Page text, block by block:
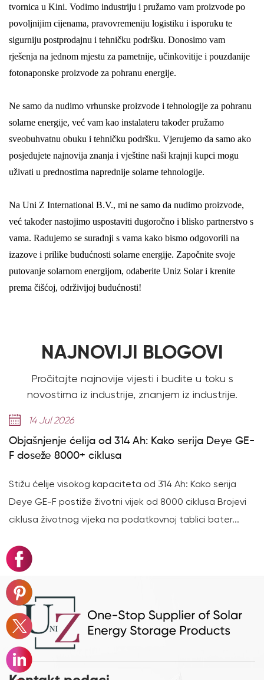
tvornica u Kini. Vodimo industriju i pružamo vam proizvode po
povoljnijim cijenama, pravovremeniju logistiku i isporuku te
sigurniju postprodajnu i tehničku podršku. Donosimo vam
rješenja na jednom mjestu za pametnije, učinkovitije i pouzdanije
fotonaponske proizvode za pohranu energije.
Ne samo da nudimo vrhunske proizvode i tehnologije za pohranu
solarne energije, već vam kao instalateru također pružamo
sveobuhvatnu obuku i tehničku podršku. Vjerujemo da samo ako
posjedujete najnovija znanja i vještine naši krajnji kupci mogu
uživati ​​u prednostima naprednije solarne tehnologije.
Na Uni Z International B.V., mi ne samo da nudimo proizvode,
već također nastojimo uspostaviti dugoročno i blisko partnerstvo s
vama. Radujemo se suradnji s vama kako bismo odgovorili na
izazove i prilike budućnosti solarne energije. Započnite svoje
putovanje solarnom energijom, odaberite Uniz Solar i krenite
prema čišćoj, održivijoj budućnosti!
NAJNOVIJI BLOGOVI
Pročitajte najnovije vijesti i budite u toku s
novostima iz industrije, znanjem iz industrije.
14 Jul 2026
Objašnjenje ćelija od 314 Ah: Kako serija Deye GE-
F doseže 8000+ ciklusa
Stižu ćelije visokog kapaciteta od 314 Ah: Kako serija
Deye GE-F postiže životni vijek od 8000 ciklusa Brojevi
ciklusa životnog vijeka na podatkovnoj tablici bater...